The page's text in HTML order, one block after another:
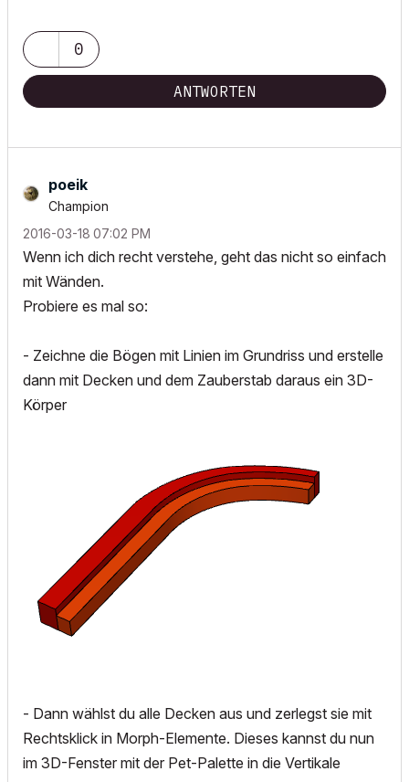
0
ANTWORTEN
poeik
Champion
‎2016-03-18 07:02 PM
Wenn ich dich recht verstehe, geht das nicht so einfach
mit Wänden.
Probiere es mal so:
- Zeichne die Bögen mit Linien im Grundriss und erstelle
dann mit Decken und dem Zauberstab daraus ein 3D-
Körper
- Dann wählst du alle Decken aus und zerlegst sie mit
Rechtsklick in Morph-Elemente. Dieses kannst du nun
im 3D-Fenster mit der Pet-Palette in die Vertikale